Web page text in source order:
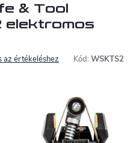
& Tool
elektromos
az értékeléshez Kód: WSKTS2